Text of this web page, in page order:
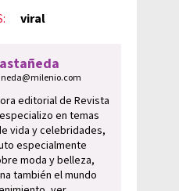
viral
editorial de Revista
en temas
vida y celebridades,
especialmente
moda y belleza,
también el mundo